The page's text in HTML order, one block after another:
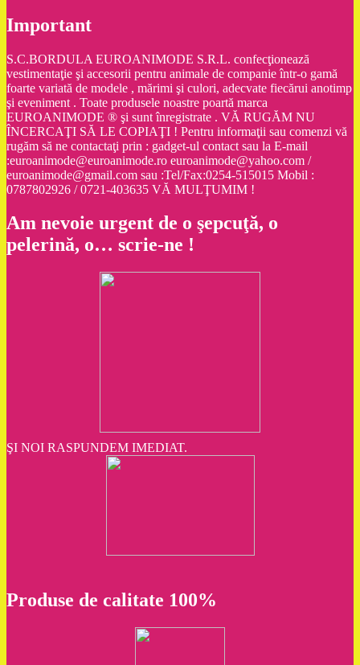
Important
S.C.BORDULA EUROANIMODE S.R.L. confecţionează
vestimentaţie şi accesorii pentru animale de companie într-o gamă
foarte variată de modele , mărimi şi culori, adecvate fiecărui anotimp
şi eveniment . Toate produsele noastre poartă marca
EUROANIMODE ® şi sunt înregistrate . VĂ RUGĂM NU
ÎNCERCAŢI SĂ LE COPIAŢI ! Pentru informaţii sau comenzi vă
rugăm să ne contactaţi prin : gadget-ul contact sau la E-mail
:euroanimode@euroanimode.ro euroanimode@yahoo.com /
euroanimode@gmail.com sau :Tel/Fax:0254-515015 Mobil :
0787802926 / 0721-403635 VĂ MULŢUMIM !
Am nevoie urgent de o şepcuţă, o
pelerină, o… scrie-ne !
ŞI NOI RASPUNDEM IMEDIAT.
Produse de calitate 100%